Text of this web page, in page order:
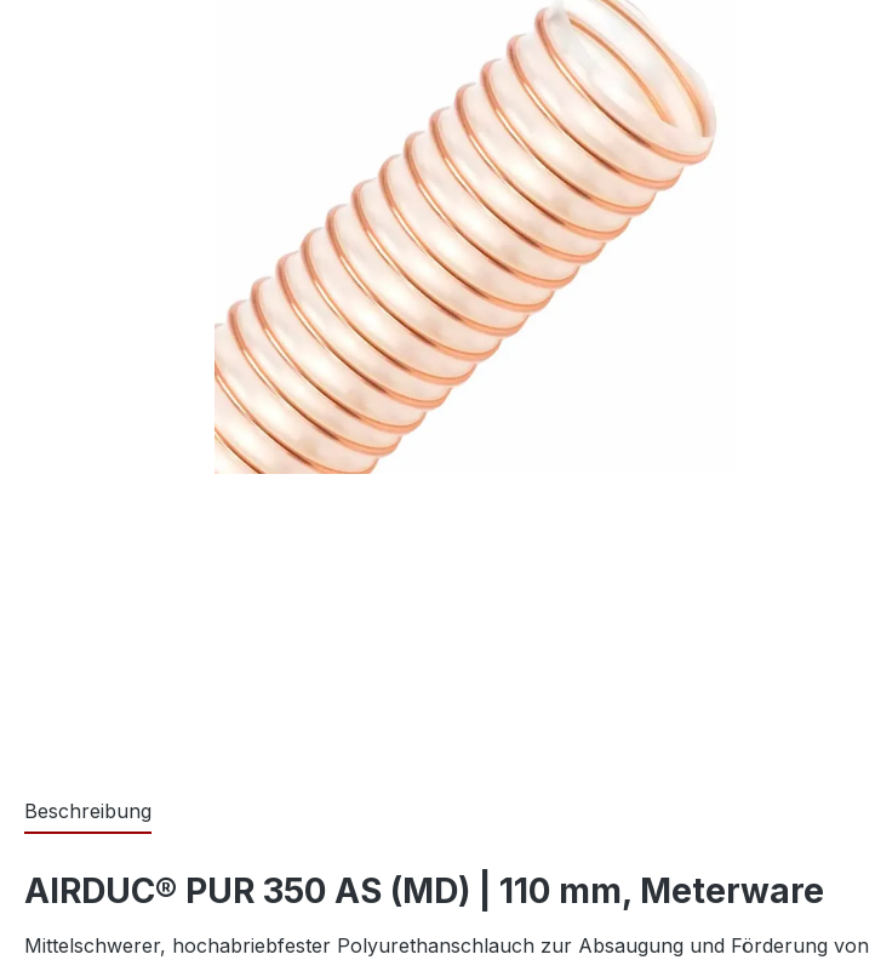
Beschreibung
AIRDUC® PUR 350 AS (MD) | 110 mm, Meterware
Mittelschwerer, hochabriebfester Polyurethanschlauch zur Absaugung und Förderung von